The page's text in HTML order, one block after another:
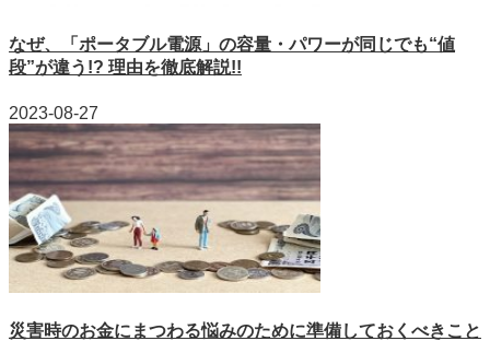
なぜ、「ポータブル電源」の容量・パワーが同じでも“値
段”が違う!? 理由を徹底解説!!
2023-08-27
災害時のお金にまつわる悩みのために準備しておくべきこと